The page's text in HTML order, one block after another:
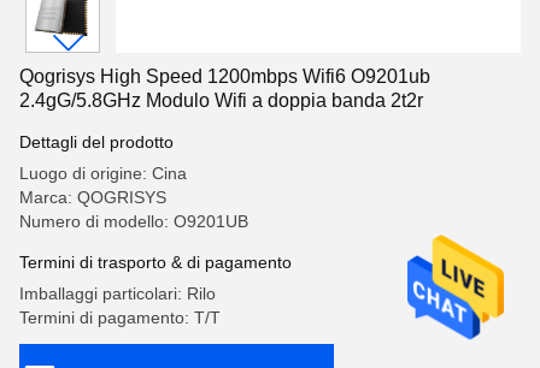
Qogrisys High Speed 1200mbps Wifi6 O9201ub
2.4gG/5.8GHz Modulo Wifi a doppia banda 2t2r
Dettagli del prodotto
Luogo di origine: Cina
Marca: QOGRISYS
Numero di modello: O9201UB
Termini di trasporto & di pagamento
Imballaggi particolari: Rilo
Termini di pagamento: T/T